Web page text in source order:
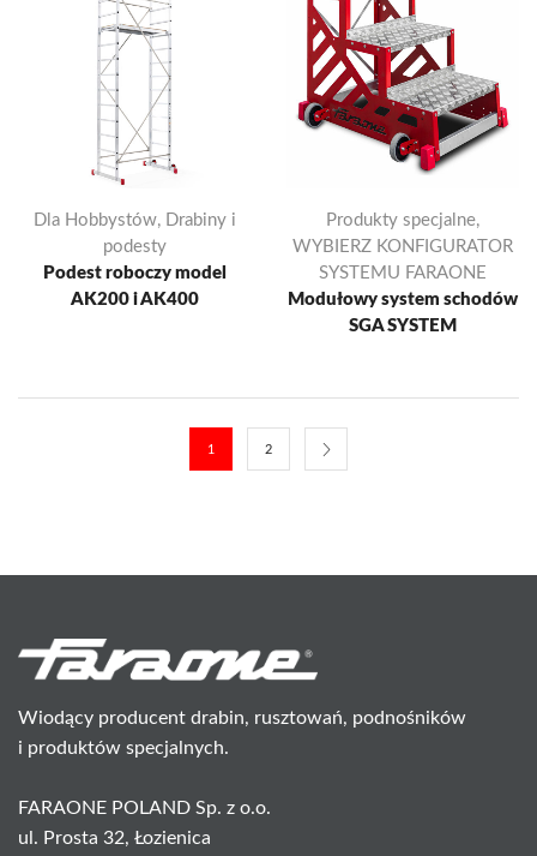
Dla Hobbystów, Drabiny i
podesty
Podest roboczy model
AK200 i AK400
Produkty specjalne,
WYBIERZ KONFIGURATOR
SYSTEMU FARAONE
Modułowy system schodów
SGA SYSTEM
1 2
Wiodący producent drabin, rusztowań, podnośników
i produktów specjalnych.
FARAONE POLAND Sp. z o.o.
ul. Prosta 32, Łozienica